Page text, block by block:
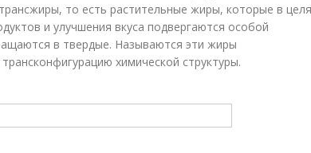
то есть растительные жиры, которые в
и улучшения вкуса подвергаются особой
в твердые. Называются эти жиры
химической структуры.